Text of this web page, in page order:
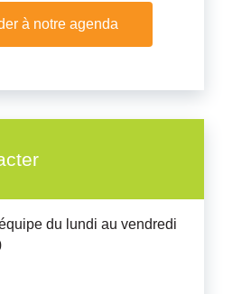
à notre agenda
du lundi au vendredi